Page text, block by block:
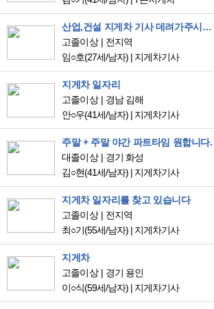
산업,건설 지게차 기사 데려가주시면 감사드리겠습니다
고졸이상
전지역
임○호(27세/남자) | 지게차기사
지게차 일자리
고졸이상
경남 김해
안○우(41세/남자) | 지게차기사
주말 + 주말 야간 파트타임 원합니다.
대졸이상
경기 화성
김○현(41세/남자) | 지게차기사
지게차 일자리를 찾고 있습니다
고졸이상
전지역
최○기(55세/남자) | 지게차기사
지게차
고졸이상
경기 용인
이○식(59세/남자) | 지게차기사